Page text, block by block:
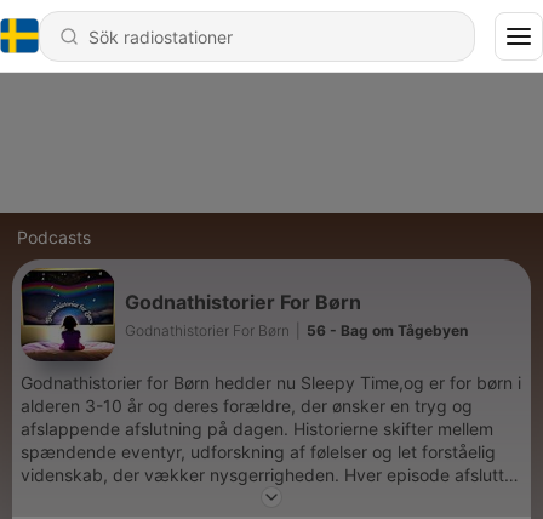
Podcasts
Godnathistorier For Børn
Godnathistorier For Børn 56 - Bag om Tågebyen
Godnathistorier for Børn hedder nu Sleepy Time,og er for børn i
alderen 3-10 år og deres forældre, der ønsker en tryg og
afslappende afslutning på dagen. Historierne skifter mellem
spændende eventyr, udforskning af følelser og let forståelig
videnskab, der vækker nysgerrigheden. Hver episode afsluttes
med en beroligende kropsscanning Godnathistorier for de små